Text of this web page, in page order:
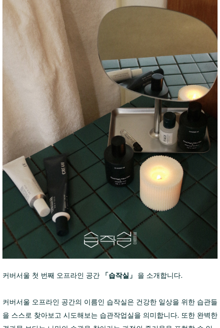
커버서울 첫 번째 오프라인 공간 「습작실」 을 소개합니다.
커버서울 오프라인 공간의 이름인 습작실은 건강한 일상을 위한 습관들
을 스스로 찾아보고 시도해보는 습관작업실을 의미합니다. 또한 완벽한